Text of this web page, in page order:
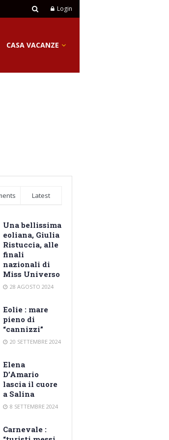
Login
CASA VACANZE
Latest
Una bellissima
eoliana, Giulia
Ristuccia, alle
finali
nazionali di
Miss Universo
28 AGOSTO 2024
Eolie : mare
pieno di
“cannizzi”
20 SETTEMBRE 2024
Elena
D’Amario
lascia il cuore
a Salina
8 SETTEMBRE 2024
Carnevale :